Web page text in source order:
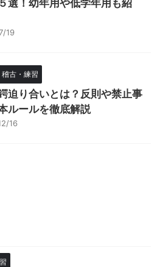
選！幼年用や低学年用も紹
19
稽古・練習
迫り合いとは？反則や禁止事
ルールを徹底解説
16